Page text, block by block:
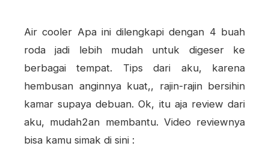
Air cooler Apa ini dilengkapi dengan 4 buah
roda jadi lebih mudah untuk digeser ke
berbagai tempat. Tips dari aku, karena
hembusan anginnya kuat,, rajin-rajin bersihin
kamar supaya debuan. Ok, itu aja review dari
aku, mudah2an membantu. Video reviewnya
bisa kamu simak di sini :